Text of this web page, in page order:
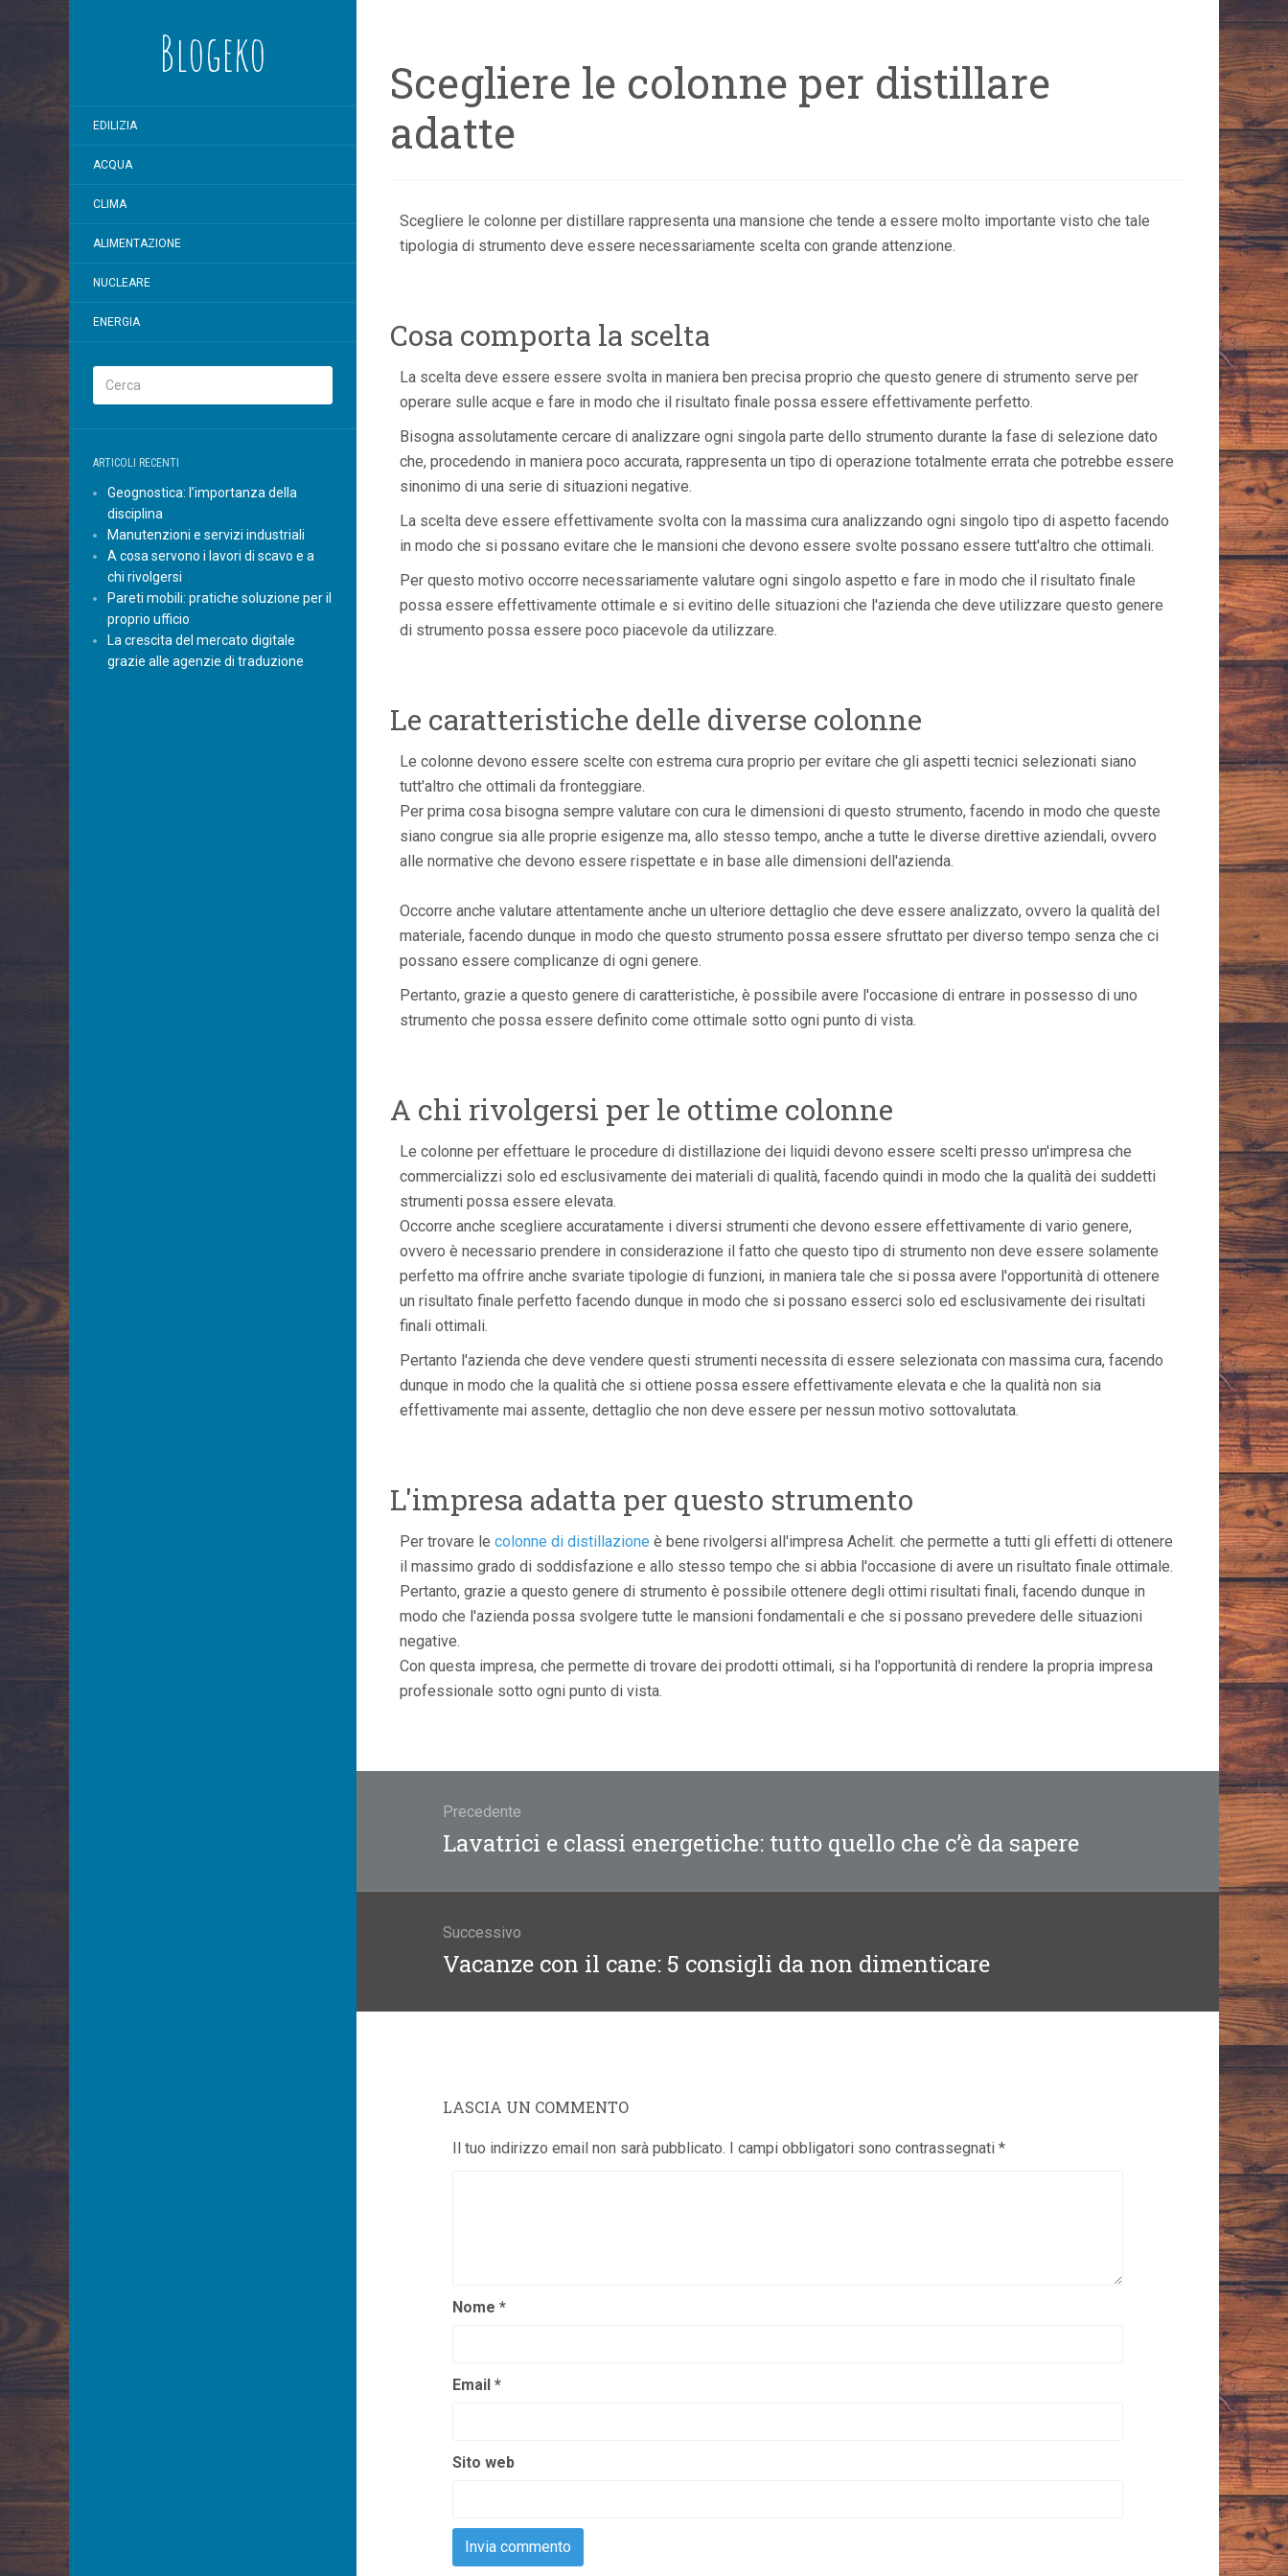
Blogeko
EDILIZIA
ACQUA
CLIMA
ALIMENTAZIONE
NUCLEARE
ENERGIA
ARTICOLI RECENTI
Geognostica: l’importanza della
disciplina
Manutenzioni e servizi industriali
A cosa servono i lavori di scavo e a
chi rivolgersi
Pareti mobili: pratiche soluzione per il
proprio ufficio
La crescita del mercato digitale
grazie alle agenzie di traduzione
Scegliere le colonne per distillare
adatte
Scegliere le colonne per distillare rappresenta una mansione che tende a essere molto importante visto che tale
tipologia di strumento deve essere necessariamente scelta con grande attenzione.
Cosa comporta la scelta
La scelta deve essere essere svolta in maniera ben precisa proprio che questo genere di strumento serve per
operare sulle acque e fare in modo che il risultato finale possa essere effettivamente perfetto.
Bisogna assolutamente cercare di analizzare ogni singola parte dello strumento durante la fase di selezione dato
che, procedendo in maniera poco accurata, rappresenta un tipo di operazione totalmente errata che potrebbe essere
sinonimo di una serie di situazioni negative.
La scelta deve essere effettivamente svolta con la massima cura analizzando ogni singolo tipo di aspetto facendo
in modo che si possano evitare che le mansioni che devono essere svolte possano essere tutt'altro che ottimali.
Per questo motivo occorre necessariamente valutare ogni singolo aspetto e fare in modo che il risultato finale
possa essere effettivamente ottimale e si evitino delle situazioni che l'azienda che deve utilizzare questo genere
di strumento possa essere poco piacevole da utilizzare.
Le caratteristiche delle diverse colonne
Le colonne devono essere scelte con estrema cura proprio per evitare che gli aspetti tecnici selezionati siano
tutt'altro che ottimali da fronteggiare.
Per prima cosa bisogna sempre valutare con cura le dimensioni di questo strumento, facendo in modo che queste
siano congrue sia alle proprie esigenze ma, allo stesso tempo, anche a tutte le diverse direttive aziendali, ovvero
alle normative che devono essere rispettate e in base alle dimensioni dell'azienda.
Occorre anche valutare attentamente anche un ulteriore dettaglio che deve essere analizzato, ovvero la qualità del
materiale, facendo dunque in modo che questo strumento possa essere sfruttato per diverso tempo senza che ci
possano essere complicanze di ogni genere.
Pertanto, grazie a questo genere di caratteristiche, è possibile avere l'occasione di entrare in possesso di uno
strumento che possa essere definito come ottimale sotto ogni punto di vista.
A chi rivolgersi per le ottime colonne
Le colonne per effettuare le procedure di distillazione dei liquidi devono essere scelti presso un'impresa che
commercializzi solo ed esclusivamente dei materiali di qualità, facendo quindi in modo che la qualità dei suddetti
strumenti possa essere elevata.
Occorre anche scegliere accuratamente i diversi strumenti che devono essere effettivamente di vario genere,
ovvero è necessario prendere in considerazione il fatto che questo tipo di strumento non deve essere solamente
perfetto ma offrire anche svariate tipologie di funzioni, in maniera tale che si possa avere l'opportunità di ottenere
un risultato finale perfetto facendo dunque in modo che si possano esserci solo ed esclusivamente dei risultati
finali ottimali.
Pertanto l'azienda che deve vendere questi strumenti necessita di essere selezionata con massima cura, facendo
dunque in modo che la qualità che si ottiene possa essere effettivamente elevata e che la qualità non sia
effettivamente mai assente, dettaglio che non deve essere per nessun motivo sottovalutata.
L'impresa adatta per questo strumento
Per trovare le colonne di distillazione è bene rivolgersi all'impresa Achelit. che permette a tutti gli effetti di ottenere
il massimo grado di soddisfazione e allo stesso tempo che si abbia l'occasione di avere un risultato finale ottimale.
Pertanto, grazie a questo genere di strumento è possibile ottenere degli ottimi risultati finali, facendo dunque in
modo che l'azienda possa svolgere tutte le mansioni fondamentali e che si possano prevedere delle situazioni
negative.
Con questa impresa, che permette di trovare dei prodotti ottimali, si ha l'opportunità di rendere la propria impresa
professionale sotto ogni punto di vista.
articoliPrecedente
Articolo
Lavatrici e classi energetiche: tutto quello che c’è da sapere
Successivo
Articolo
Vacanze con il cane: 5 consigli da non dimenticare
LASCIA UN COMMENTO
Il tuo indirizzo email non sarà pubblicato. I campi obbligatori sono contrassegnati *
Nome *
Email *
Sito web